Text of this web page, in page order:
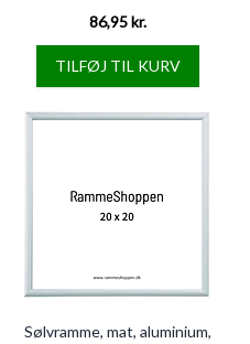
86,95 kr.
TILFØJ TIL KURV
Sølvramme, mat, aluminium,